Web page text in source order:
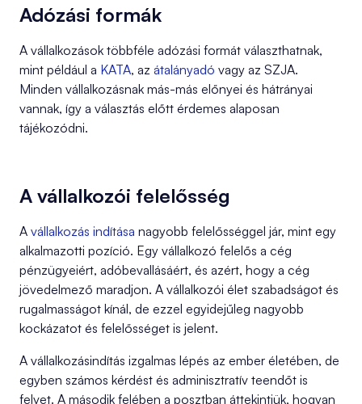
Adózási formák
A vállalkozások többféle adózási formát választhatnak,
mint például a KATA, az átalányadó vagy az SZJA.
Minden vállalkozásnak más-más előnyei és hátrányai
vannak, így a választás előtt érdemes alaposan
tájékozódni.
A vállalkozói felelősség
A vállalkozás indítása nagyobb felelősséggel jár, mint egy
alkalmazotti pozíció. Egy vállalkozó felelős a cég
pénzügyeiért, adóbevallásáért, és azért, hogy a cég
jövedelmező maradjon. A vállalkozói élet szabadságot és
rugalmasságot kínál, de ezzel egyidejűleg nagyobb
kockázatot és felelősséget is jelent.
A vállalkozásindítás izgalmas lépés az ember életében, de
egyben számos kérdést és adminisztratív teendőt is
felvet. A második felében a posztban áttekintjük, hogyan